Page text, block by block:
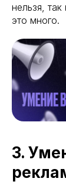
нельзя,
это много.
3.